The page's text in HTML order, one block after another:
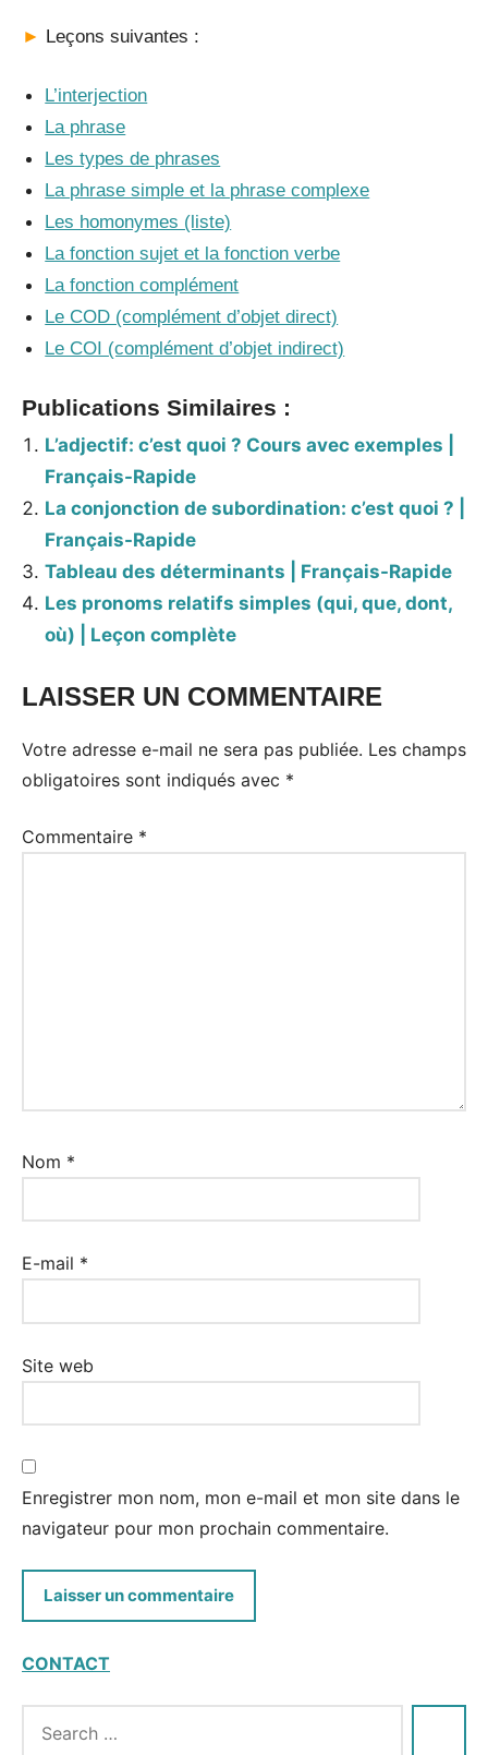
► Leçons suivantes :
L’interjection
La phrase
Les types de phrases
La phrase simple et la phrase complexe
Les homonymes (liste)
La fonction sujet et la fonction verbe
La fonction complément
Le COD (complément d’objet direct)
Le COI (complément d’objet indirect)
Publications Similaires :
L’adjectif: c’est quoi ? Cours avec exemples |
Français-Rapide
La conjonction de subordination: c’est quoi ? |
Français-Rapide
Tableau des déterminants | Français-Rapide
Les pronoms relatifs simples (qui, que, dont,
où) | Leçon complète
Tags:
grammaire
LAISSER UN COMMENTAIRE
Votre adresse e-mail ne sera pas publiée. Les champs
obligatoires sont indiqués avec *
Commentaire *
Nom *
E-mail *
Site web
Enregistrer mon nom, mon e-mail et mon site dans le
navigateur pour mon prochain commentaire.
CONTACT